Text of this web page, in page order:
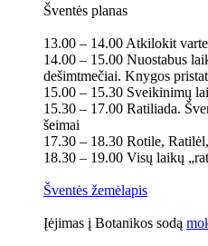
Šventės planas
13.00 – 14.00 Atkilokit
14.00 – 15.00 Nuostabus
dešimtmečiai. Knygos
15.00 – 15.30 Sveikinimų
15.30 – 17.00 Ratiliada.
šeimai
17.30 – 18.30 Rotile,
18.30 – 19.00 Visų laikų
Šventės žemėlapis
Įėjimas į Botanikos sodą